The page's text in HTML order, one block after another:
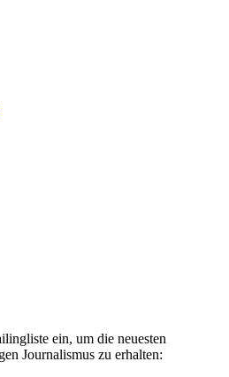
ein, um die neuesten
Journalismus zu erhalten: